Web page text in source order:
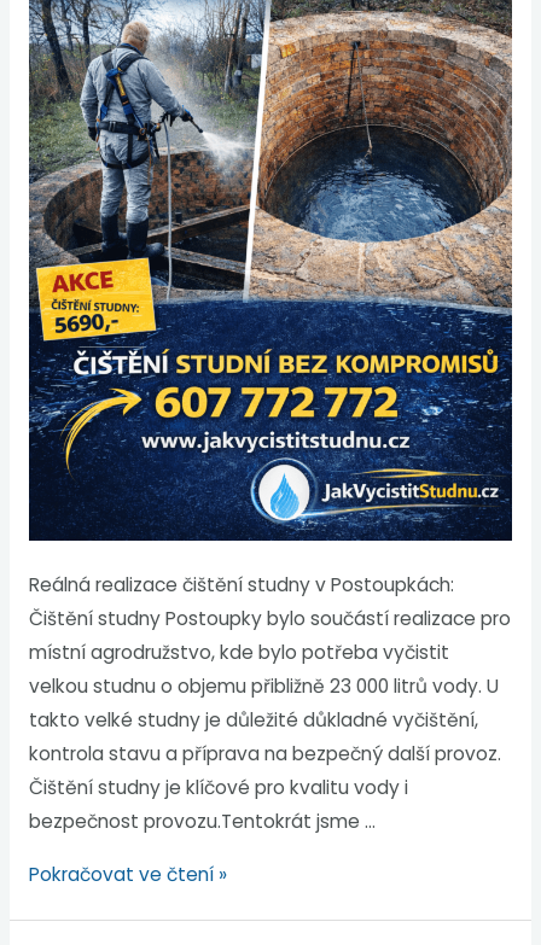
Reálná realizace čištění studny v Postoupkách:
Čištění studny Postoupky bylo součástí realizace pro
místní agrodružstvo, kde bylo potřeba vyčistit
velkou studnu o objemu přibližně 23 000 litrů vody. U
takto velké studny je důležité důkladné vyčištění,
kontrola stavu a příprava na bezpečný další provoz.
Čištění studny je klíčové pro kvalitu vody i
bezpečnost provozu.Tentokrát jsme …
Pokračovat ve čtení »